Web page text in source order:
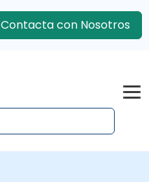
Contacta con Nosotros